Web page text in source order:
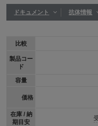
ドキュメント 抗体情報
比較
製品コー
ド
容量
価格
在庫 / 納
期目安